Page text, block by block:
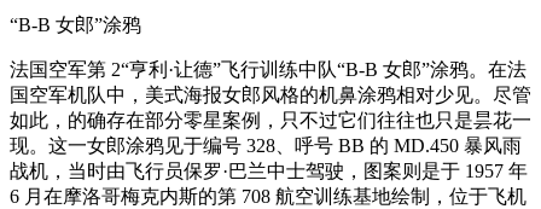
“B-B 女郎”涂鸦
法国空军第 2“亨利·让德”飞行训练中队“B-B 女郎”涂鸦。在法
国空军机队中，美式海报女郎风格的机鼻涂鸦相对少见。尽管
如此，的确存在部分零星案例，只不过它们往往也只是昙花一
现。这一女郎涂鸦见于编号 328、呼号 BB 的 MD.450 暴风雨
战机，当时由飞行员保罗·巴兰中士驾驶，图案则是于 1957 年
6 月在摩洛哥梅克内斯的第 708 航空训练基地绘制，位于飞机